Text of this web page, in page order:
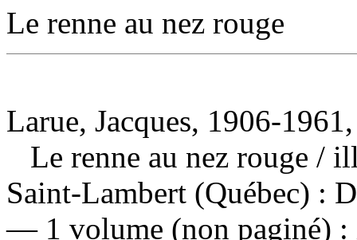
Le renne au nez rouge
Larue, Jacques, 1906-
Le renne au nez rouge /
Saint-Lambert (Québec) :
— 1 volume (non paginé) :